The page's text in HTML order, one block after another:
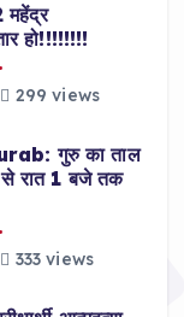
हो!!!!!!!!
299 views
गुरु का ताल
रात 1 बजे तक
333 views